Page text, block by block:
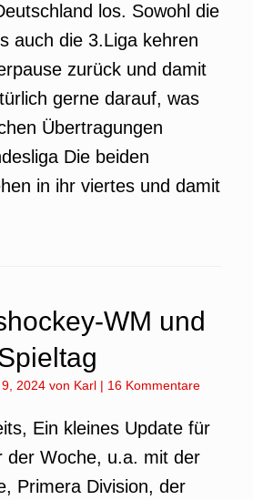
los. Sowohl die
auch die 3.Liga kehren
zurück und damit
gerne darauf, was
Übertragungen
Die beiden
in ihr viertes und damit
WM und
2024 von Karl | 16 Kommentare
Ein kleines Update für
der Woche, u.a. mit der
Primera Division, der